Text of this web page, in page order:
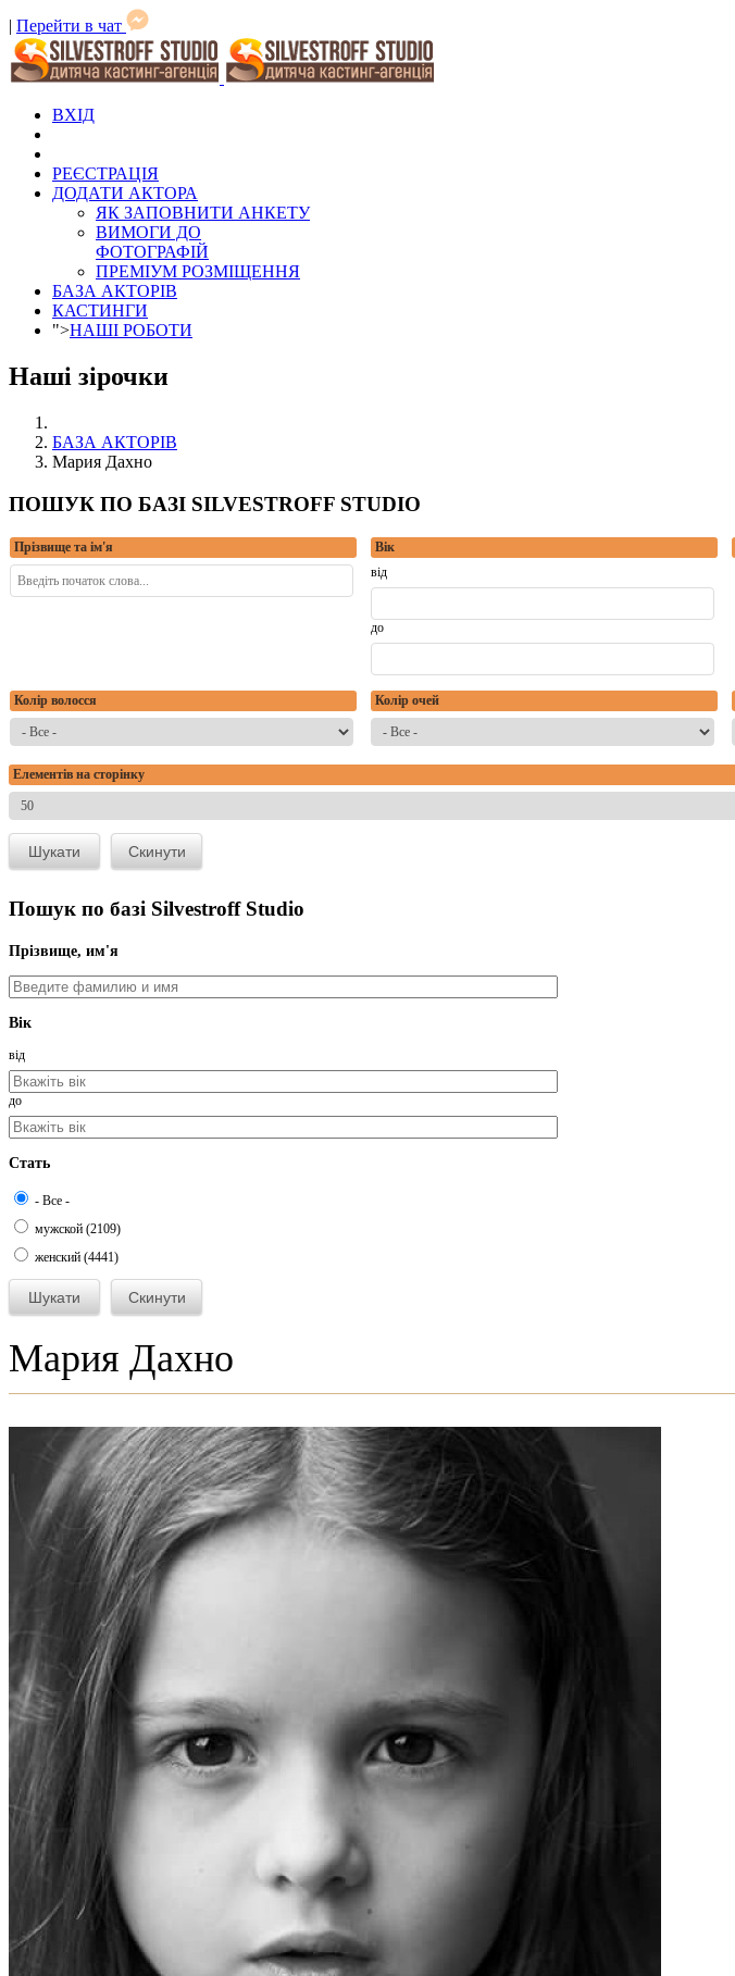
| Перейти в чат
ВХІД
РЕЄСТРАЦІЯ
ДОДАТИ АКТОРА
ЯК ЗАПОВНИТИ АНКЕТУ
ВИМОГИ ДО
ФОТОГРАФІЙ
ПРЕМІУМ РОЗМІЩЕННЯ
БАЗА АКТОРІВ
КАСТИНГИ
">НАШІ РОБОТИ
Наші зірочки
БАЗА АКТОРІВ
Мария Дахно
ПОШУК ПО БАЗІ SILVESTROFF STUDIO
Прізвище та ім'я
Вік
від
до
Колір волосся Колір очей
Елементів на сторінку
Пошук по базі Silvestroff Studio
Прізвище, им'я
Вік
від
до
Стать
- Все -
мужской (2109)
женский (4441)
Мария Дахно